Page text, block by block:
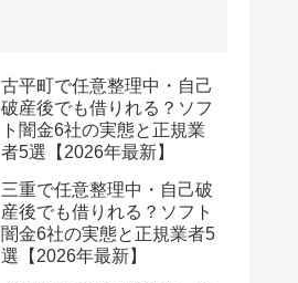
古平町で任意整理中・自己
破産後でも借りれる？ソフ
ト闇金6社の実態と正規業
者5選【2026年最新】
三重で任意整理中・自己破
産後でも借りれる？ソフト
闇金6社の実態と正規業者5
選【2026年最新】